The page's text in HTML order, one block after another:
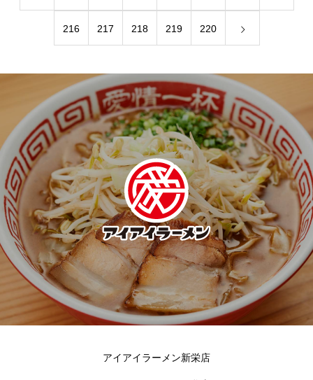
216 217 218 219 220
アイアイラーメン新栄店